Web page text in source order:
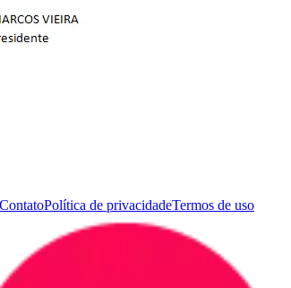
ContatoPolítica de privacidadeTermos de uso